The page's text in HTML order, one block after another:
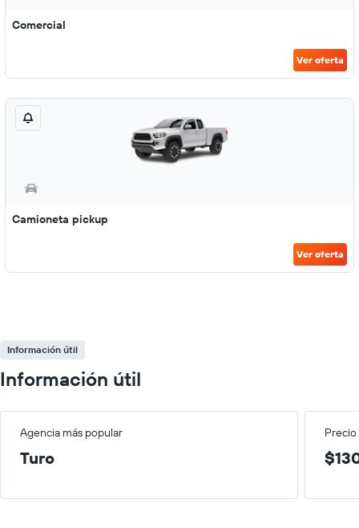
Comercial
Ver oferta
Camioneta pickup
Ver oferta
Información útil
Información útil
Agencia más popular
Turo